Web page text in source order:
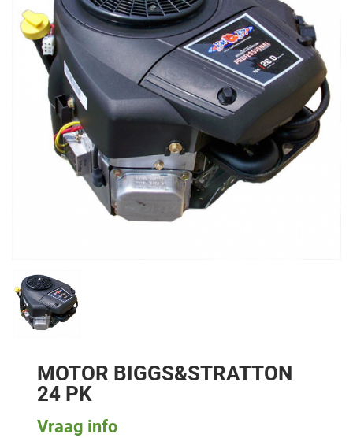
MOTOR BIGGS&STRATTON
24 PK
Vraag info